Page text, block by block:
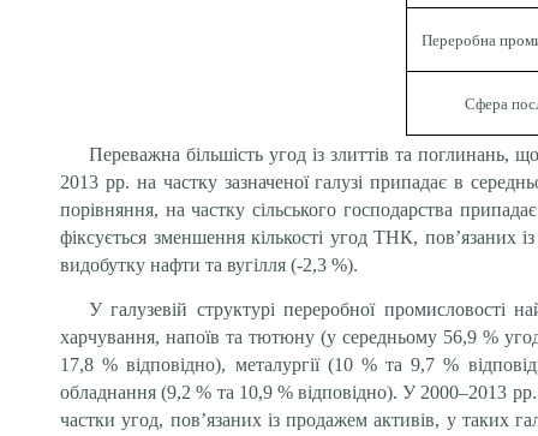
Переробна
Сфера
Переважна більшість угод із злиттів та поглинань,
2013 рр. на частку зазначеної галузі припадає в
порівняння, на частку сільського господарства
фіксується зменшення кількості угод ТНК, пов’язаних
видобутку нафти та вугілля (-2,3 %).
У галузевій структурі переробної промисловості
харчування, напоїв та тютюну (у середньому 56,9 %
17,8 % відповідно), металургії (10 % та 9,7 %
обладнання (9,2 % та 10,9 % відповідно). У 2000–2013
частки угод, пов’язаних із продажем активів, у таких